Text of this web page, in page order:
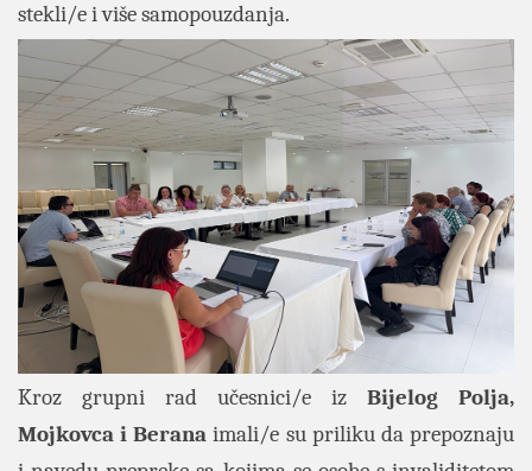
stekli/e i više samopouzdanja.
Kroz grupni rad učesnici/e iz Bijelog Polja,
Mojkovca i Berana imali/e su priliku da prepoznaju